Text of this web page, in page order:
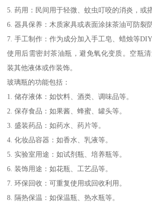
5. 药用：民间用于轻微、蚊虫叮咬的消炎，或
6. 器具保养：木质家具或表面涂抹茶油可防裂防
7. 手工制作：作为成分加入手工皂、蜡烛等DIY
使用后需密封茶油瓶，避免氧化变质。空瓶
装其他液体或作装饰。
玻璃瓶的功能包括：
1. 储存液体：如饮料、酒类、调味品等。
2. 保存食品：如果酱、蜂蜜、罐头等。
3. 盛装药品：如药水、药片等。
4. 化妆品容器：如香水、乳液等。
5. 实验室用途：如试剂瓶、培养瓶等。
6. 装饰用途：如花瓶、工艺品等。
7. 环保回收：可重复使用或回收利用。
8. 隔热保温：如保温瓶、热水瓶等。